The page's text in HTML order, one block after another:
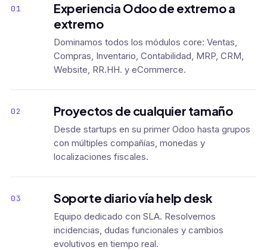
01
Experiencia Odoo de extremo a
extremo
Dominamos todos los módulos core: Ventas,
Compras, Inventario, Contabilidad, MRP, CRM,
Website, RR.HH. y eCommerce.
02 Proyectos de cualquier tamaño
Desde startups en su primer Odoo hasta grupos
con múltiples compañías, monedas y
localizaciones fiscales.
03 Soporte diario vía help desk
Equipo dedicado con SLA. Resolvemos
incidencias, dudas funcionales y cambios
evolutivos en tiempo real.